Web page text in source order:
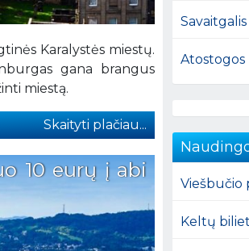
Karalystės miestų.
gana brangus
miestą.
Skaityti plačiau...
10 eurų į abi
Atostogos
Viešbučio
Keltų